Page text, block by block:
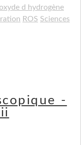
d hydrogène
ROS Sciences
-